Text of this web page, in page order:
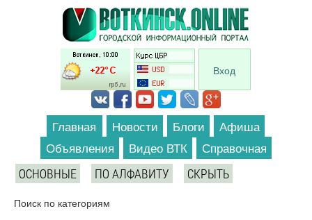
Перейти к основному содержанию
Вход
Главная Новости Блоги
Афиша
Объявления
Видео ВТК Справочная
ОСНОВНЫЕ ПО АЛФАВИТУ СКРЫТЬ
Поиск по категориям